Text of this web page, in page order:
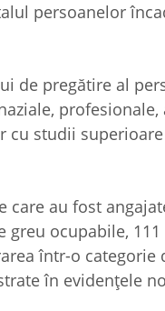
persoanelor
de pregătire al
cu studii
au fost
greu ocupabile,
într-o
în evidenţele